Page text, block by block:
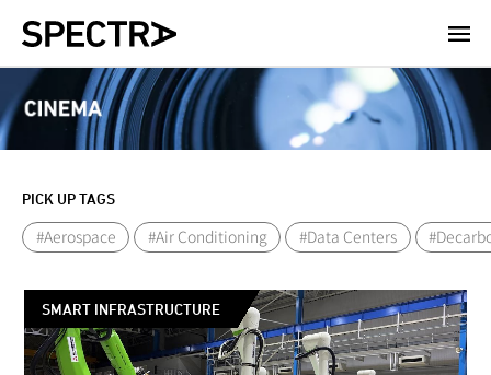
コ
ン
PICK UP TAGS
#Aerospace #Air Conditioning #Data Centers
SMART INFRASTRUCTURE